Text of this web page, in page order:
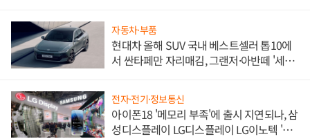
자동차·부품
현대차 올해 SUV 국내 베스트셀러 톱10에
서 싼타페만 자리매김, 그랜저·아반떼 '세단
전자·전기·정보통신
아이폰18 '메모리 부족'에 출시 지연되나, 삼
성디스플레이 LG디스플레이 LG이노텍 '탈